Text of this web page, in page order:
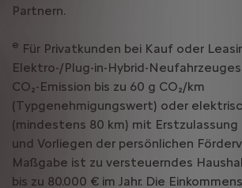
Partnern.
e Für Privatkunden bei Kauf oder
Elektro-/Plug-in-Hybrid-Neufahrzeuges
CO₂-Emission bis zu 60 g CO₂/km
(Typgenehmigungswert) oder
(mindestens 80 km) mit
und Vorliegen der persönlichen
Maßgabe ist zu versteuerndes
bis zu 80.000 € im Jahr. Die